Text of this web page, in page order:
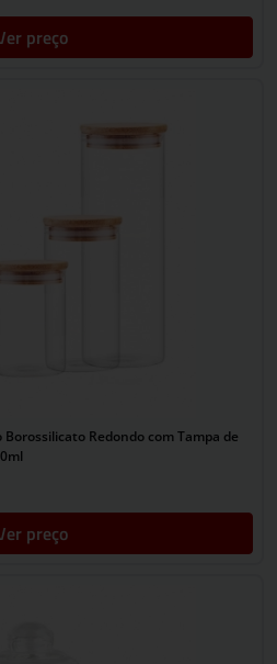
preço
Redondo com Tampa de
preço